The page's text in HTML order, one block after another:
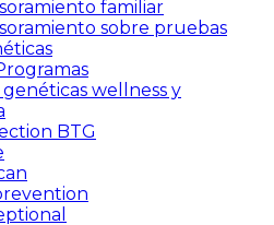
familiar
sobre pruebas
wellness y
BTG